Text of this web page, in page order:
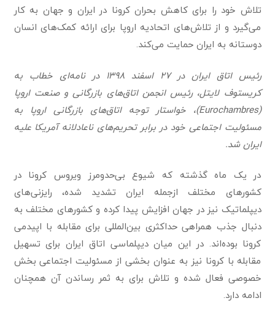
تلاش خود را برای کاهش بحران کرونا در ایران و جهان به کار
می‌گیرد و از تلاش‌های اتحادیه اروپا برای ارائه کمک‌های انسان
دوستانه به ایران حمایت می‌کند.
رئیس اتاق ایران در ۲۷ اسفند ۱۳۹۸ در نامه‌ای خطاب به
کریستوف لایتل، رئیس انجمن اتاق‌های بازرگانی و صنعت اروپا
(Eurochambres)، خواستار توجه اتاق‌های بازرگانی اروپا به
مسئولیت اجتماعی خود در برابر تحریم‌های ناعادلانه آمریکا علیه
ایران شد.
در یک ماه گذشته که شیوع بی‌حدومرز ویروس کرونا در
کشورهای مختلف ازجمله ایران تشدید شده، رایزنی‌های
دیپلماتیک نیز در جهان افزایش پیدا کرده و کشورهای مختلف به
دنبال جذب همراهی حداکثری بین‌المللی برای مقابله با اپیدمی
کرونا بوده‌اند. در این میان دیپلماسی اتاق ایران برای تسهیل
مقابله با کرونا نیز به عنوان بخشی از مسئولیت اجتماعی بخش
خصوصی فعال شده و تلاش برای به ثمر رساندن آن همچنان
ادامه دارد.